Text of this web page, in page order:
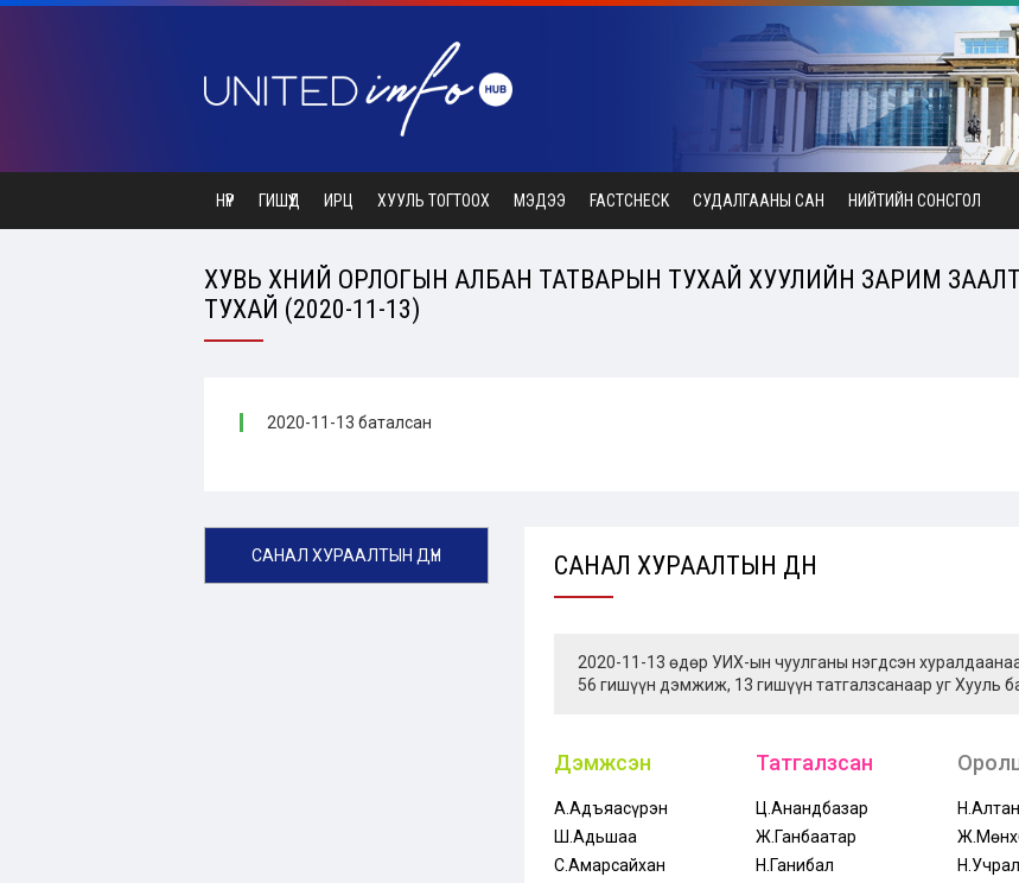
НҮҮР ГИШҮҮД ИРЦ ХУУЛЬ ТОГТООХ МЭДЭЭ FACTCHECK СУДАЛГААНЫ САН НИЙТИЙН СОНСГОЛ
ХУВЬ ХҮНИЙ ОРЛОГЫН АЛБАН ТАТВАРЫН ТУХАЙ ХУУЛИЙН ЗАРИМ
ТУХАЙ (2020-11-13)
2020-11-13 баталсан
САНАЛ ХУРААЛТЫН ДҮН САНАЛ ХУРААЛТЫН ДҮН
2020-11-13 өдөр УИХ-ын чуулганы нэгдсэн
56 гишүүн дэмжиж, 13 гишүүн татгалзсанаар уг Хууль
Дэмжсэн
А.Адъяасүрэн
Ш.Адьшаа
С.Амарсайхан
Татгалзсан
Ц.Анандбазар
Ж.Ганбаатар
Н.Ганибал
Н.Учрал